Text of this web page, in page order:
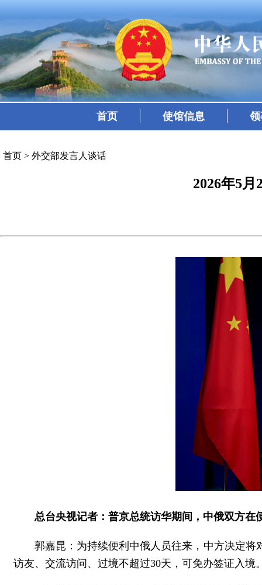
首页 使馆信息
首页 > 外交部发言人谈话
2026年5
总台央视记者：普京总统访华期间，中俄双方
郭嘉昆：为持续便利中俄人员往来，中方决定将
访友、交流访问、过境不超过30天，可免办签证入境